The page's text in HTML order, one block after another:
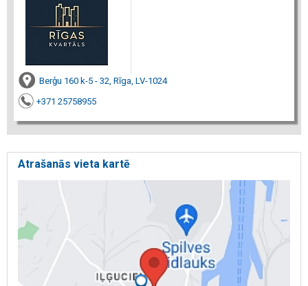
Berģu 160 k-5 - 32, Rīga, LV-1024
+371 25758955
Atrašanās vieta kartē